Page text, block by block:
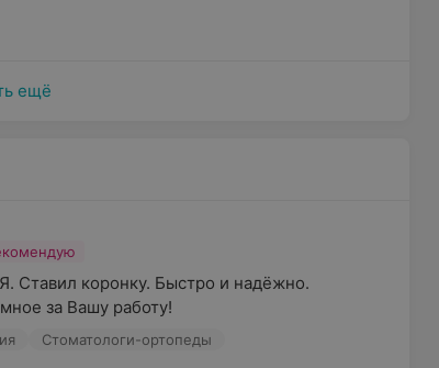
ещё
Ставил коронку. Быстро и надёжно.
за Вашу работу!
Стоматологи-ортопеды